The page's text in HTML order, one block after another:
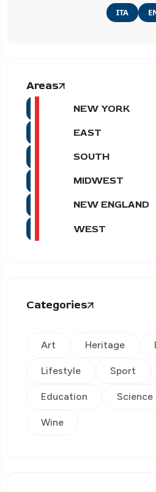
ITA
Areas
NEW YORK
EAST
SOUTH
MIDWEST
NEW ENGLAND
WEST
Categories
Art Heritage
Lifestyle Sport
Education Science
Wine